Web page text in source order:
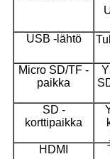
USB -lähtö
Micro SD/TF -
paikka
SD -
korttipaikka
HDMI